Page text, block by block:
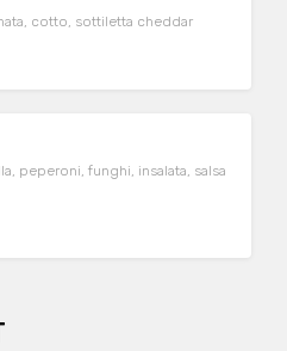
cotto, sottiletta cheddar
peperoni, funghi, insalata, salsa